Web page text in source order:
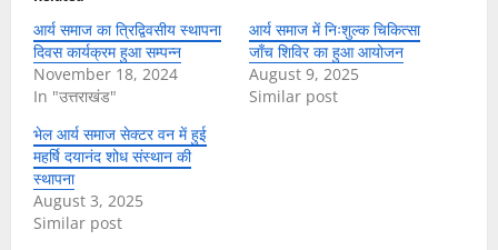
आर्य समाज का त्रिद्विवसीय स्थापना
दिवस कार्यक्रम हुआ सम्पन्न
November 18, 2024
In "उत्तराखंड"
आर्य समाज में निःशुल्क चिकित्सा
जाँच शिविर का हुआ आयोजन
August 9, 2025
Similar post
भेल आर्य समाज सेक्टर वन में हुई
महर्षि दयानंद शोध संस्थान की
स्थापना
August 3, 2025
Similar post